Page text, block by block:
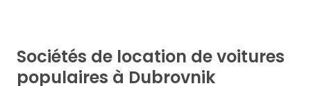
Sociétés de location de voitures
populaires à Dubrovnik